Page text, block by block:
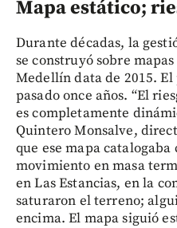
Mapa estático;
Durante décadas, la
se construyó sobre
Medellín data de 2015.
pasado once años. “El
es completamente
Quintero Monsalve,
que ese mapa
movimiento en masa
en Las Estancias, en la
saturaron el terreno;
encima. El mapa siguió